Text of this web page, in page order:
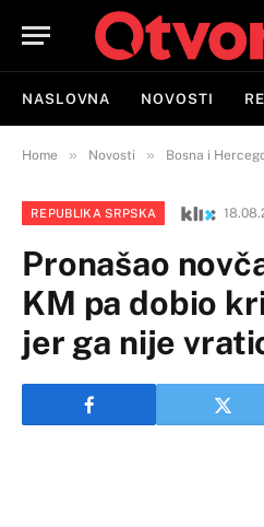
NASLOVNA NOVOSTI
Home » Novosti » Bosna i
REPUBLIKA SRPSKA
Pronašao
KM pa dobio
jer ga nije